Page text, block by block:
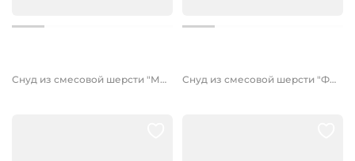
Снуд из смесовой шерсти "Мандарин" вертикальная вязка Снуд из смесовой шерсти "Фундук" вертикальная вязка